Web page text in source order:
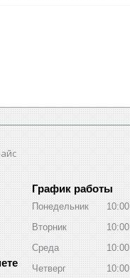
График работы
Понедельник 10:00
Вторник
10:00
Среда
10:00
Четверг
10:00